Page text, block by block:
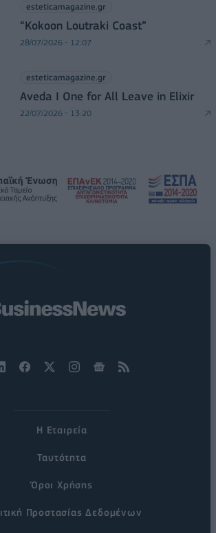
esteticamagazine.gr
“Kokoon Loutraki Coast”
28/07/2026 - 12:07
esteticamagazine.gr
Aveda I One for All Leave in Elixir
22/07/2026 - 13:20
Η Εταιρεία
Ταυτότητα
Όροι Χρήσης
Προστασίας Δεδομένων